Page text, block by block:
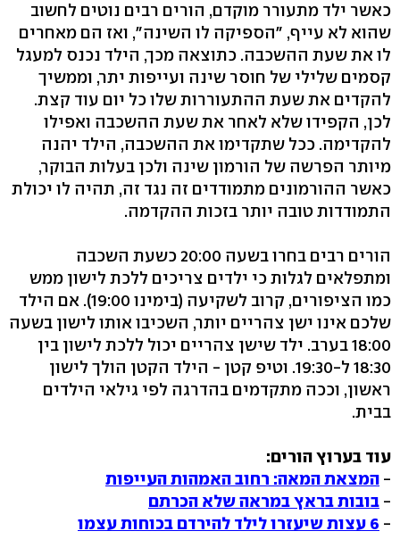
כאשר ילד מתעורר מוקדם, הורים רבים נוטים לחשוב
שהוא לא עייף, "הספיקה לו השינה", ואז הם מאחרים
לו את שעת ההשכבה. כתוצאה מכך, הילד נכנס למעגל
קסמים שלילי של חוסר שינה ועייפות יתר, וממשיך
להקדים את שעת ההתעוררות שלו כל יום עוד קצת.
לכן, הקפידו שלא לאחר את שעת ההשכבה ואפילו
להקדימה. ככל שתקדימו את ההשכבה, הילד יהנה
מיותר הפרשה של הורמון שינה ולכן בעלות הבוקר,
כאשר ההורמונים מתמודדים זה נגד זה, תהיה לו יכולת
התמודדות טובה יותר בזכות ההקדמה.
הורים רבים בחרו בשעה 20:00 כשעת השכבה
ומתפלאים לגלות כי ילדים צריכים ללכת לישון ממש
כמו הציפורים, קרוב לשקיעה (בימינו 19:00). אם הילד
שלכם אינו ישן צהריים יותר, השכיבו אותו לישון בשעה
18:00 בערב. ילד שישן צהריים יכול ללכת לישון בין
18:30 ל-19:30. וטיפ קטן - הילד הקטן הולך לישון
ראשון, וככה מתקדמים בהדרגה לפי גילאי הילדים
בבית.
עוד בערוץ הורים:
- המצאת המאה: רחוב האמהות העייפות
- בובות בראץ במראה שלא הכרתם
- 6 עצות שיעזרו לילד להירדם בכוחות עצמו